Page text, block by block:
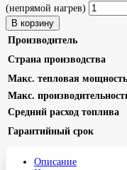
(непрямой нагрев)
В корзину
Производитель
Страна производства
Макс. тепловая мощность
Макс.
Средний расход топлива
Гарантийный срок
Описание